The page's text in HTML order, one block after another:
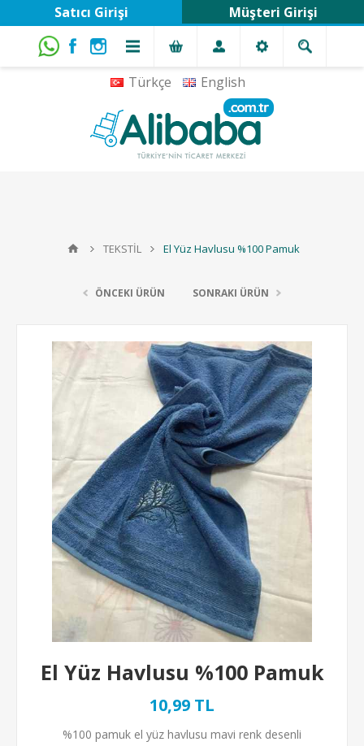
Türkçe English
Satıcı Girişi Müşteri Girişi
TEKSTİL El Yüz Havlusu %100 Pamuk
ÖNCEKI ÜRÜN SONRAKI ÜRÜN
El Yüz Havlusu %100 Pamuk
10,99 TL
%100 pamuk el yüz havlusu mavi renk desenli